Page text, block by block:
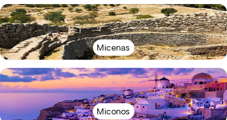
Micenas
Miconos